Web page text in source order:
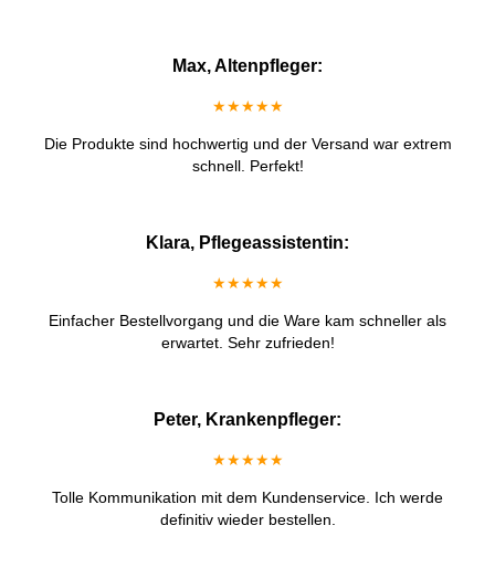
Max, Altenpfleger:
★★★★★
Die Produkte sind hochwertig und der Versand war extrem
schnell. Perfekt!
Klara, Pflegeassistentin:
★★★★★
Einfacher Bestellvorgang und die Ware kam schneller als
erwartet. Sehr zufrieden!
Peter, Krankenpfleger:
★★★★★
Tolle Kommunikation mit dem Kundenservice. Ich werde
definitiv wieder bestellen.